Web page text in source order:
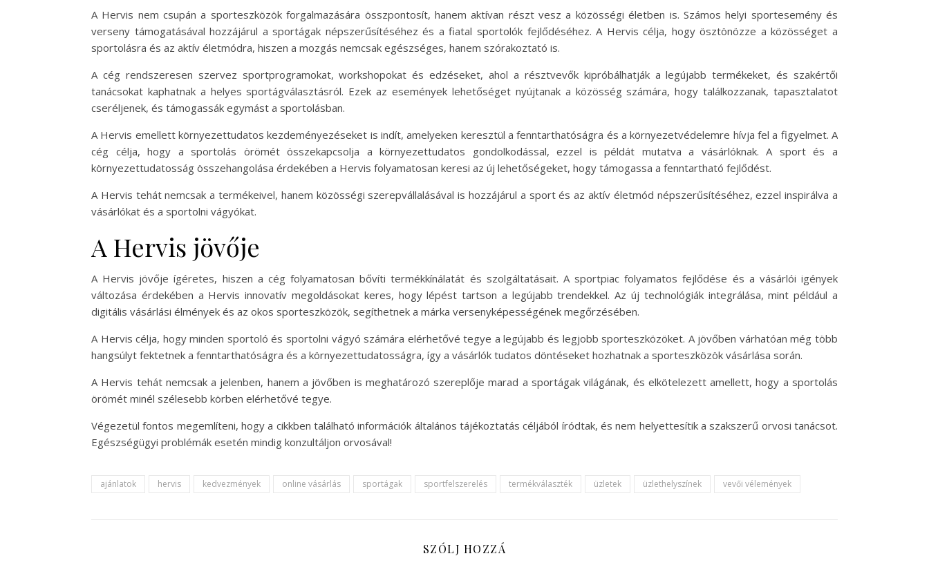
A Hervis nem csupán a sporteszközök forgalmazására összpontosít, hanem aktívan részt vesz a közösségi életben is. Számos helyi sportesemény és
verseny támogatásával hozzájárul a sportágak népszerűsítéséhez és a fiatal sportolók fejlődéséhez. A Hervis célja, hogy ösztönözze a közösséget a
sportolásra és az aktív életmódra, hiszen a mozgás nemcsak egészséges, hanem szórakoztató is.
A cég rendszeresen szervez sportprogramokat, workshopokat és edzéseket, ahol a résztvevők kipróbálhatják a legújabb termékeket, és szakértői
tanácsokat kaphatnak a helyes sportágválasztásról. Ezek az események lehetőséget nyújtanak a közösség számára, hogy találkozzanak, tapasztalatot
cseréljenek, és támogassák egymást a sportolásban.
A Hervis emellett környezettudatos kezdeményezéseket is indít, amelyeken keresztül a fenntarthatóságra és a környezetvédelemre hívja fel a figyelmet. A
cég célja, hogy a sportolás örömét összekapcsolja a környezettudatos gondolkodással, ezzel is példát mutatva a vásárlóknak. A sport és a
környezettudatosság összehangolása érdekében a Hervis folyamatosan keresi az új lehetőségeket, hogy támogassa a fenntartható fejlődést.
A Hervis tehát nemcsak a termékeivel, hanem közösségi szerepvállalásával is hozzájárul a sport és az aktív életmód népszerűsítéséhez, ezzel inspirálva a
vásárlókat és a sportolni vágyókat.
A Hervis jövője
A Hervis jövője ígéretes, hiszen a cég folyamatosan bővíti termékkínálatát és szolgáltatásait. A sportpiac folyamatos fejlődése és a vásárlói igények
változása érdekében a Hervis innovatív megoldásokat keres, hogy lépést tartson a legújabb trendekkel. Az új technológiák integrálása, mint például a
digitális vásárlási élmények és az okos sporteszközök, segíthetnek a márka versenyképességének megőrzésében.
A Hervis célja, hogy minden sportoló és sportolni vágyó számára elérhetővé tegye a legújabb és legjobb sporteszközöket. A jövőben várhatóan még több
hangsúlyt fektetnek a fenntarthatóságra és a környezettudatosságra, így a vásárlók tudatos döntéseket hozhatnak a sporteszközök vásárlása során.
A Hervis tehát nemcsak a jelenben, hanem a jövőben is meghatározó szereplője marad a sportágak világának, és elkötelezett amellett, hogy a sportolás
örömét minél szélesebb körben elérhetővé tegye.
Végezetül fontos megemlíteni, hogy a cikkben található információk általános tájékoztatás céljából íródtak, és nem helyettesítik a szakszerű orvosi tanácsot.
Egészségügyi problémák esetén mindig konzultáljon orvosával!
ajánlatok hervis kedvezmények online vásárlás sportágak sportfelszerelés termékválaszték üzletek üzlethelyszínek vevői vélemények
SZÓLJ HOZZÁ